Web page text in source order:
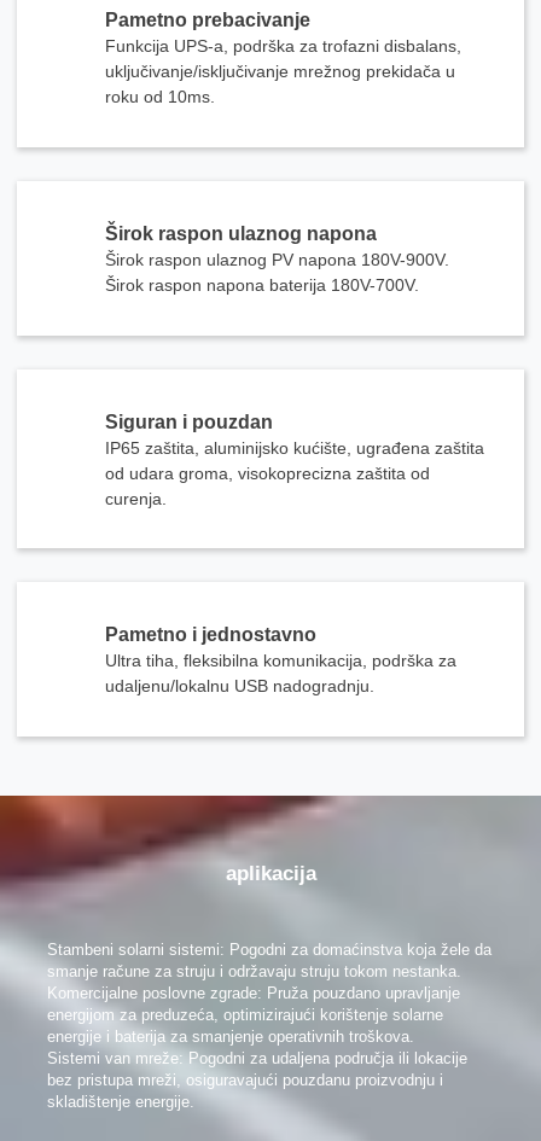
Pametno prebacivanje
Funkcija UPS-a, podrška za trofazni disbalans,
uključivanje/isključivanje mrežnog prekidača u
roku od 10ms.
Širok raspon ulaznog napona
Širok raspon ulaznog PV napona 180V-900V.
Širok raspon napona baterija 180V-700V.
Siguran i pouzdan
IP65 zaštita, aluminijsko kućište, ugrađena zaštita
od udara groma, visokoprecizna zaštita od
curenja.
Pametno i jednostavno
Ultra tiha, fleksibilna komunikacija, podrška za
udaljenu/lokalnu USB nadogradnju.
aplikacija
Stambeni solarni sistemi: Pogodni za domaćinstva koja žele da
smanje račune za struju i održavaju struju tokom nestanka.
Komercijalne poslovne zgrade: Pruža pouzdano upravljanje
energijom za preduzeća, optimizirajući korištenje solarne
energije i baterija za smanjenje operativnih troškova.
Sistemi van mreže: Pogodni za udaljena područja ili lokacije
bez pristupa mreži, osiguravajući pouzdanu proizvodnju i
skladištenje energije.